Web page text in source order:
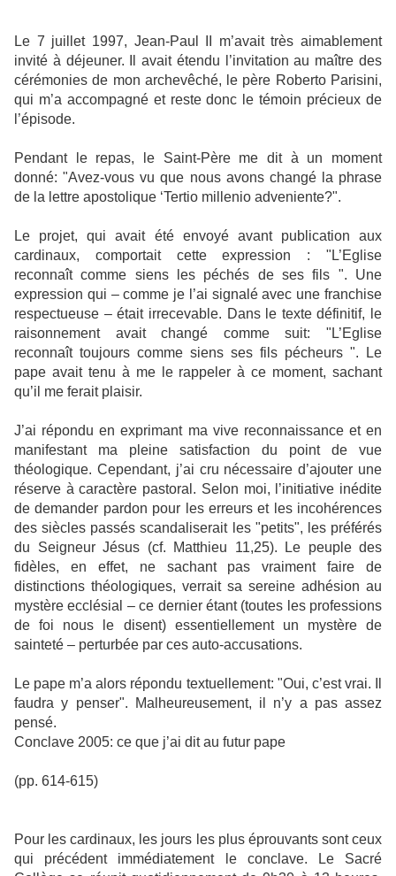
Le 7 juillet 1997, Jean-Paul II m’avait très aimablement
invité à déjeuner. Il avait étendu l’invitation au maître des
cérémonies de mon archevêché, le père Roberto Parisini,
qui m’a accompagné et reste donc le témoin précieux de
l’épisode.
Pendant le repas, le Saint-Père me dit à un moment
donné: "Avez-vous vu que nous avons changé la phrase
de la lettre apostolique ‘Tertio millenio adveniente?".
Le projet, qui avait été envoyé avant publication aux
cardinaux, comportait cette expression : "L’Eglise
reconnaît comme siens les péchés de ses fils ". Une
expression qui – comme je l’ai signalé avec une franchise
respectueuse – était irrecevable. Dans le texte définitif, le
raisonnement avait changé comme suit: "L’Eglise
reconnaît toujours comme siens ses fils pécheurs ". Le
pape avait tenu à me le rappeler à ce moment, sachant
qu’il me ferait plaisir.
J’ai répondu en exprimant ma vive reconnaissance et en
manifestant ma pleine satisfaction du point de vue
théologique. Cependant, j’ai cru nécessaire d’ajouter une
réserve à caractère pastoral. Selon moi, l’initiative inédite
de demander pardon pour les erreurs et les incohérences
des siècles passés scandaliserait les "petits", les préférés
du Seigneur Jésus (cf. Matthieu 11,25). Le peuple des
fidèles, en effet, ne sachant pas vraiment faire de
distinctions théologiques, verrait sa sereine adhésion au
mystère ecclésial – ce dernier étant (toutes les professions
de foi nous le disent) essentiellement un mystère de
sainteté – perturbée par ces auto-accusations.
Le pape m’a alors répondu textuellement: "Oui, c’est vrai. Il
faudra y penser". Malheureusement, il n’y a pas assez
pensé.
Conclave 2005: ce que j’ai dit au futur pape
(pp. 614-615)
Pour les cardinaux, les jours les plus éprouvants sont ceux
qui précédent immédiatement le conclave. Le Sacré